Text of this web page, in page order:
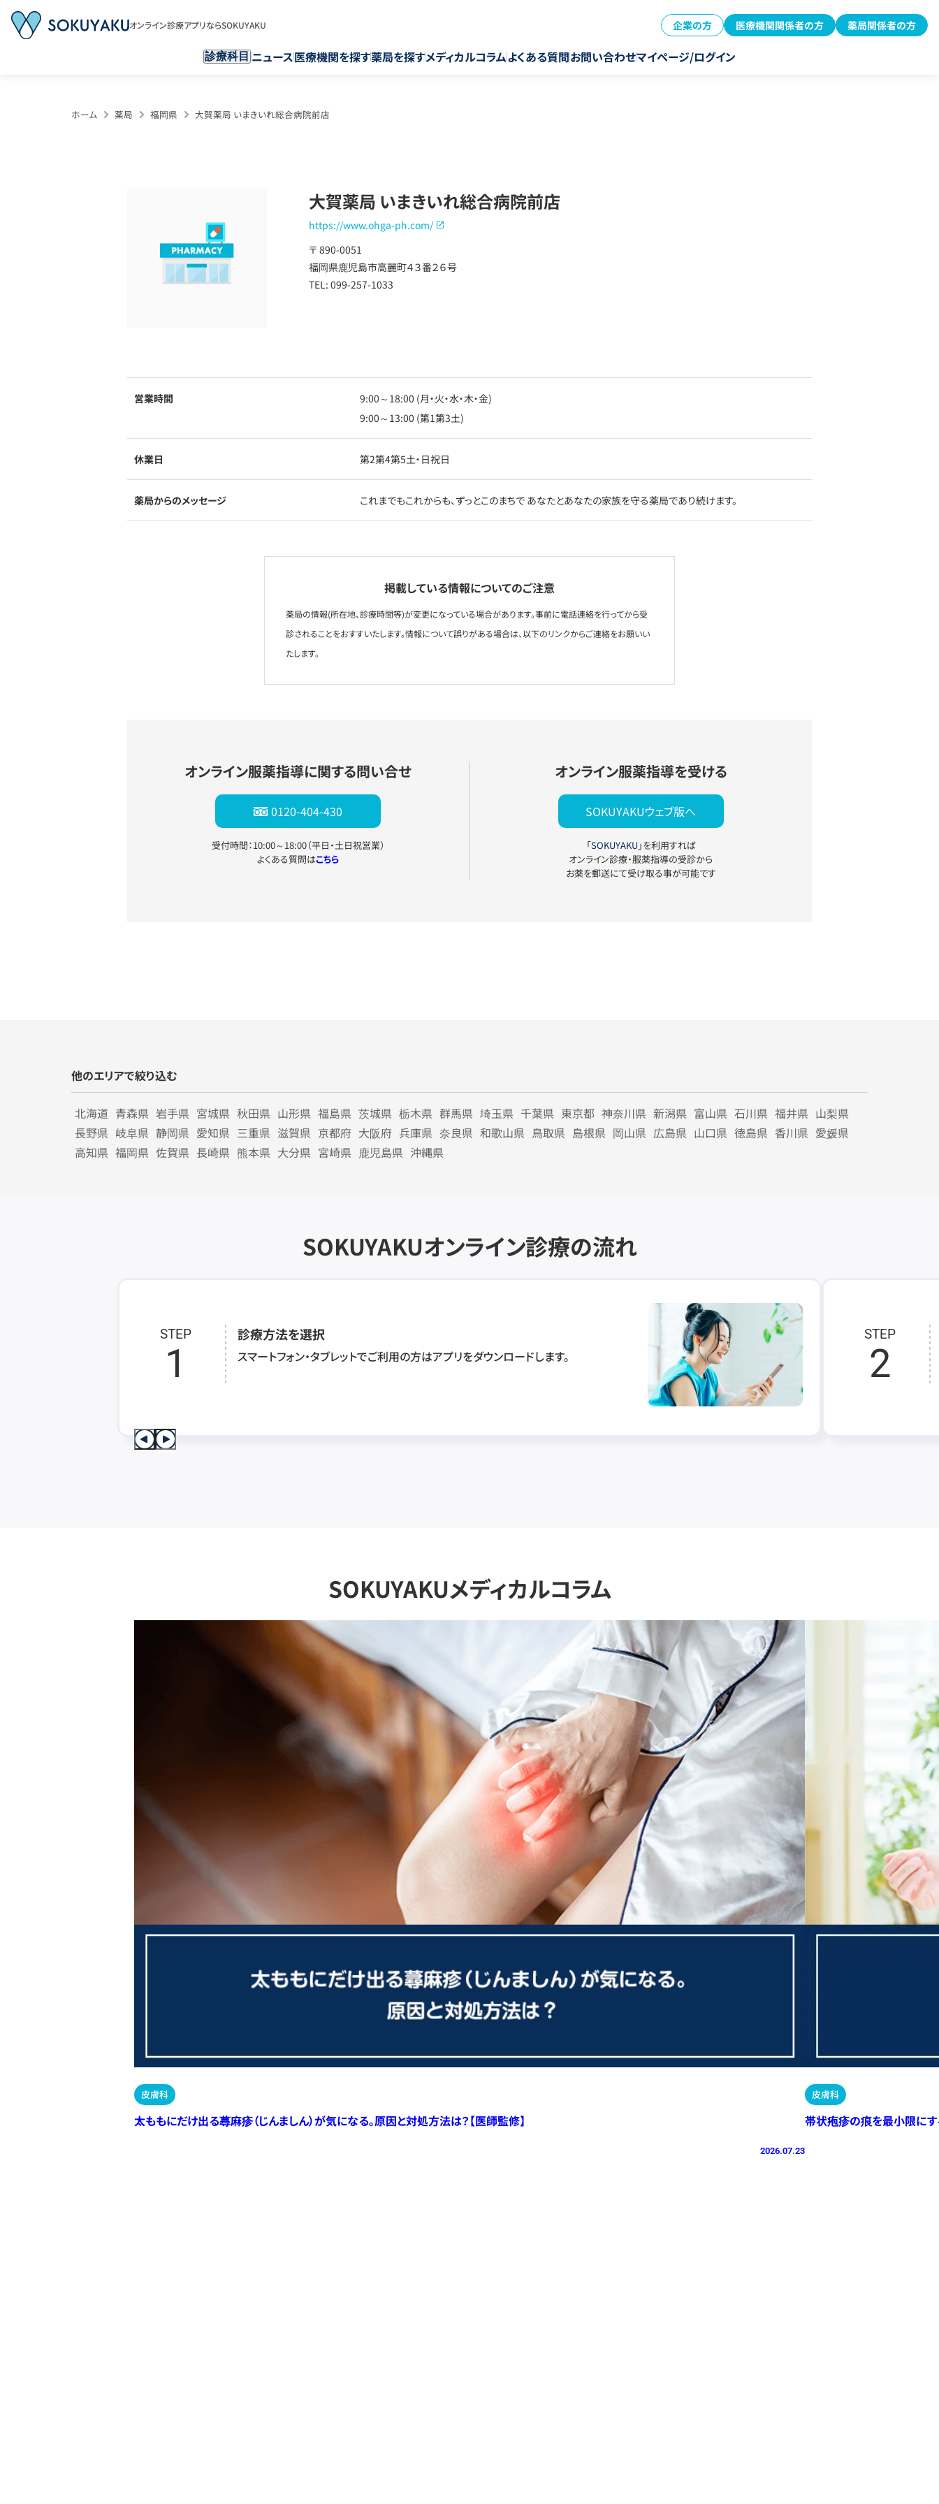
オンライン診療アプリならSOKUYAKU 企業の方 医療機関関係者の方 薬局関係者の方
診療科目 ニュース医療機関を探す薬局を探すメディカルコラムよくある質問お問い合わせマイページ/ログイン
ホーム 薬局 福岡県 大賀薬局 いまきいれ総合病院前店
大賀薬局 いまきいれ総合病院前店
https://www.ohga-ph.com/
〒 890-0051
福岡県鹿児島市高麗町４３番２６号
TEL: 099-257-1033
営業時間
9:00～18:00 (月・火・水・木・金)
9:00～13:00 (第1第3土)
休業日 第2第4第5土・日祝日
薬局からのメッセージ これまでもこれからも、ずっとこのまちで あなたとあなたの家族を守る薬局であり続けます。
掲載している情報についてのご注意
薬局の情報(所在地、診療時間等)が変更になっている場合があります。事前に電話連絡を行ってから受
診されることをおすすいたします。情報について誤りがある場合は、以下のリンクからご連絡をお願いい
たします。
オンライン服薬指導に関する問い合せ
0120-404-430
受付時間：10:00～18:00（平日・土日祝営業）
よくある質問はこちら
オンライン服薬指導を受ける
SOKUYAKUウェブ版へ
「SOKUYAKU」を利用すれば
オンライン診療・服薬指導の受診から
お薬を郵送にて受け取る事が可能です
他のエリアで絞り込む
北海道 青森県 岩手県 宮城県 秋田県 山形県 福島県 茨城県 栃木県 群馬県 埼玉県 千葉県 東京都 神奈川県 新潟県 富山県 石川県 福井県 山梨県
長野県 岐阜県 静岡県 愛知県 三重県 滋賀県 京都府 大阪府 兵庫県 奈良県 和歌山県 鳥取県 島根県 岡山県 広島県 山口県 徳島県 香川県 愛媛県
高知県 福岡県 佐賀県 長崎県 熊本県 大分県 宮崎県 鹿児島県 沖縄県
SOKUYAKUオンライン診療の流れ
STEP
1
診療方法を選択
スマートフォン・タブレットでご利用の方はアプリをダウンロードします。
STEP
2
SOKUYAKUメディカルコラム
皮膚科
太ももにだけ出る蕁麻疹（じんましん）が気になる。原因と対処方法は？【医師監修】
2026.07.23
皮膚科
帯状疱疹の痕を最小限にす